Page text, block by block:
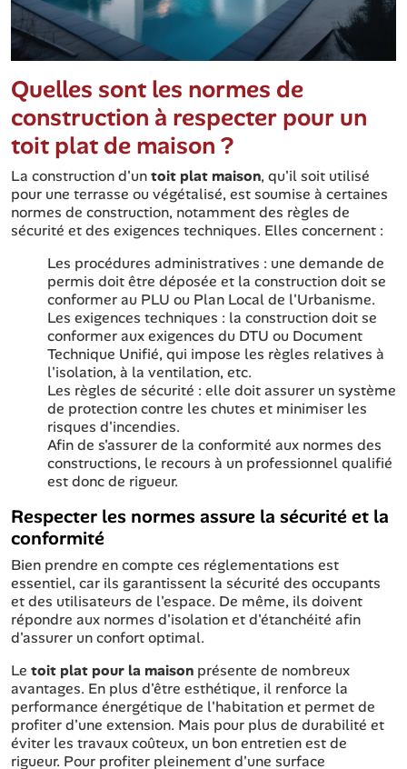
Quelles sont les normes de
construction à respecter pour un
toit plat de maison ?
La construction d'untoit plat maison, qu'il soit utilisé
pour une terrasse ou végétalisé, est soumise à certaines
normes de construction, notamment des règles de
sécurité et des exigences techniques. Elles concernent :
Les procédures administratives : une demande de
permis doit être déposée et la construction doit se
conformer au PLU ou Plan Local de l'Urbanisme.
Les exigences techniques : la construction doit se
conformer aux exigences du DTU ou Document
Technique Unifié, qui impose les règles relatives à
l'isolation, à la ventilation, etc.
Les règles de sécurité : elle doit assurer un système
de protection contre les chutes et minimiser les
risques d'incendies.
Afin de s'assurer de la conformité aux normes des
constructions, le recours à un professionnel qualifié
est donc de rigueur.
Respecter les normes assure la sécurité et la
conformité
Bien prendre en compte ces réglementations est
essentiel, car ils garantissent la sécurité des occupants
et des utilisateurs de l'espace. De même, ils doivent
répondre aux normes d'isolation et d'étanchéité afin
d'assurer un confort optimal.
Le toit plat pour la maison présente de nombreux
avantages. En plus d'être esthétique, il renforce la
performance énergétique de l'habitation et permet de
profiter d'une extension. Mais pour plus de durabilité et
éviter les travaux coûteux, un bon entretien est de
rigueur. Pour profiter pleinement d'une surface